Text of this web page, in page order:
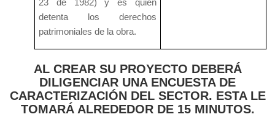
23 de 1982) y es quien
detenta los derechos
patrimoniales de la obra.
AL CREAR SU PROYECTO DEBERÁ
DILIGENCIAR UNA ENCUESTA DE
CARACTERIZACIÓN DEL SECTOR. ESTA LE
TOMARÁ ALREDEDOR DE 15 MINUTOS.